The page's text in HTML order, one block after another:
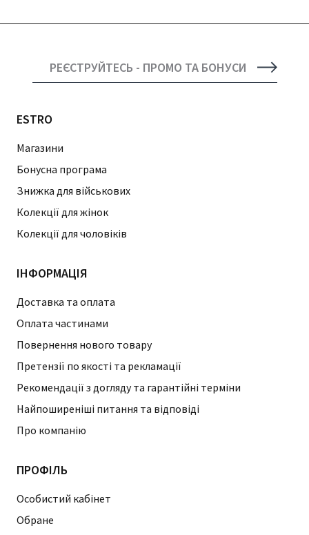
РЕЄСТРУЙТЕСЬ - ПРОМО ТА БОНУСИ
ESTRO
Магазини
Бонусна програма
Знижка для військових
Колекції для жінок
Колекції для чоловіків
ІНФОРМАЦІЯ
Доставка та оплата
Оплата частинами
Повернення нового товару
Претензії по якості та рекламації
Рекомендації з догляду та гарантійні терміни
Найпоширеніші питання та відповіді
Про компанію
ПРОФІЛЬ
Особистий кабінет
Обране